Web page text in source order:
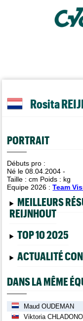
Rosita
PORTRAIT
Débuts pro :
Né le 08.04.2004 -
Taille :cm Poids : kg
Equipe 2026 :Team
MEILLEURS
REIJNHOUT
TOP 10 2025
ACTUALITÉ
DANS LA MÊME
Maud OUDEMAN
Viktoria